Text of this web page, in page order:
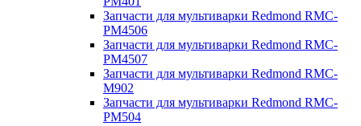
Запчасти для мультиварки Redmond RMC-
PM4506
Запчасти для мультиварки Redmond RMC-
PM4507
Запчасти для мультиварки Redmond RMC-
M902
Запчасти для мультиварки Redmond RMC-
PM504